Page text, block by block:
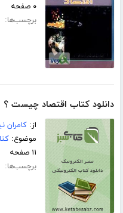
۰ صفحه
برچسب‌ها:
دانلود کتاب اقتصاد چیست ؟
از:کامران
موضوع:
۱۱ صفحه
برچسب‌ها: